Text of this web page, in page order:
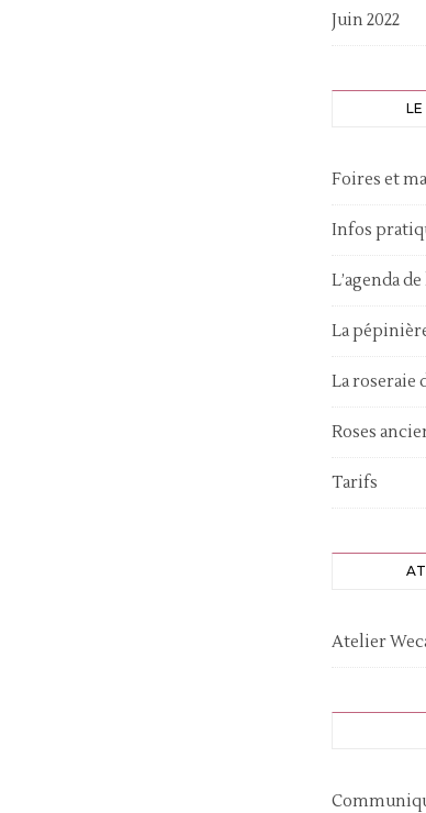
Juin 2022
Foires et
Infos
L’agenda
La
La roseraie
Roses
Tarifs
Atelier